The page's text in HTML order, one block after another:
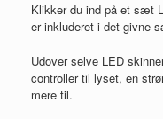
Klikker du ind på et sæt
er inkluderet i det givne
Udover selve LED
controller til lyset, en
mere til.